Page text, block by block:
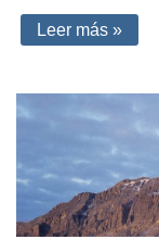
What
beautiful
Leer más »